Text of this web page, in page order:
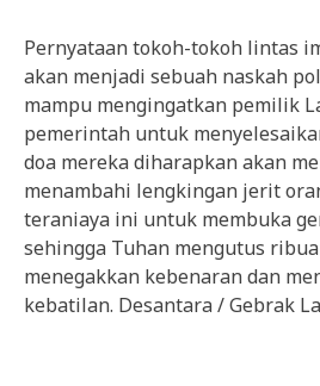
Pernyataan tokoh-tokoh lintas
akan menjadi sebuah naskah
mampu mengingatkan pemilik
pemerintah untuk
doa mereka diharapkan akan
menambahi lengkingan jerit
teraniaya ini untuk membuka
sehingga Tuhan mengutus
menegakkan kebenaran dan
kebatilan. Desantara / Gebrak